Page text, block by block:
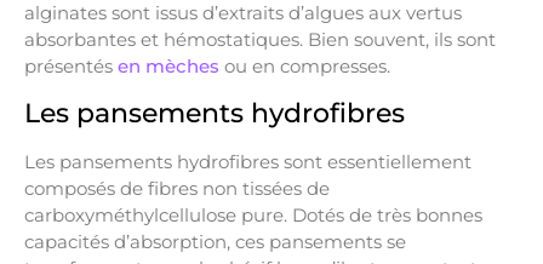
alginates sont issus d’extraits d’algues aux vertus
absorbantes et hémostatiques. Bien souvent, ils sont
présentés en mèches ou en compresses.
Les pansements hydrofibres
Les pansements hydrofibres sont essentiellement
composés de fibres non tissées de
carboxyméthylcellulose pure. Dotés de très bonnes
capacités d’absorption, ces pansements se